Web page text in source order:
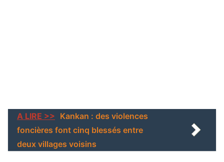
A LIRE >> Kankan : des violences
foncières font cinq blessés entre
deux villages voisins